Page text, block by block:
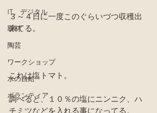
IT、デジタル
取材
陶芸
ワークショップ
水の自給
ボランティア
３～４日に一度このぐらいづつ収穫出
来てる。
これは塩トマト。
調べると、１０％の塩にニンニク、ハ
チミツなどを入れる事になってる。